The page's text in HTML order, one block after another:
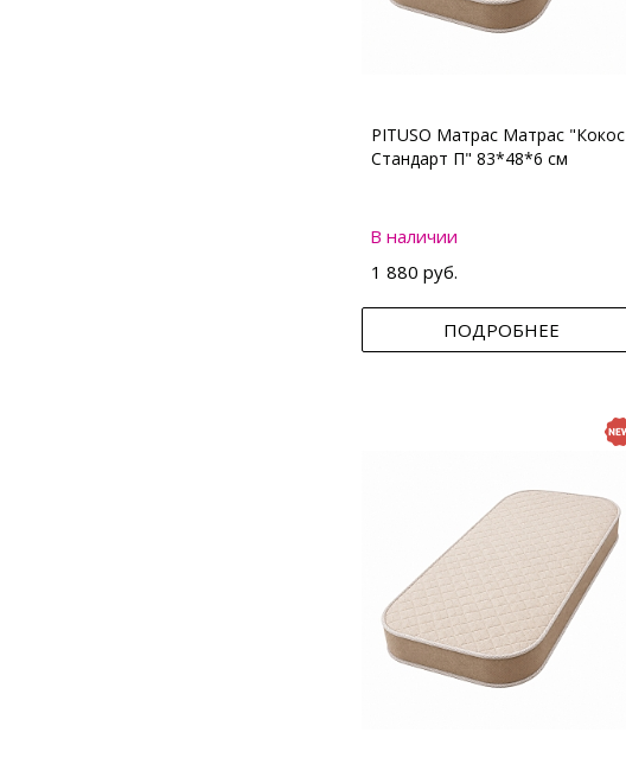
PITUSO Матрас Матрас "Кокос
Стандарт П" 83*48*6 см
В наличии
1 880 руб.
ПОДРОБНЕЕ